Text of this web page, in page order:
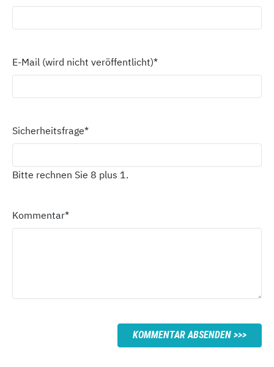
E-Mail (wird nicht veröffentlicht)*
Sicherheitsfrage*
Bitte rechnen Sie 8 plus 1.
Kommentar*
KOMMENTAR ABSENDEN